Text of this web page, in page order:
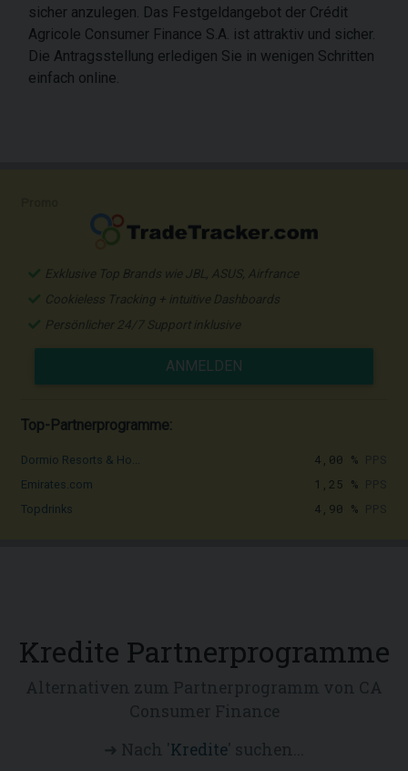
sicher anzulegen. Das Festgeldangebot der Crédit
Agricole Consumer Finance S.A. ist attraktiv und sicher.
Die Antragsstellung erledigen Sie in wenigen Schritten
einfach online.
Exklusive Top Brands wie JBL, ASUS, Airfrance
Cookieless Tracking + intuitive Dashboards
Persönlicher 24/7 Support inklusive
ANMELDEN
Top-Partnerprogramme:
Dormio Resorts & Ho... 4,00 %
Emirates.com 1,25 %
Topdrinks 4,90 %
Kredite Partnerprogramme
Kredite